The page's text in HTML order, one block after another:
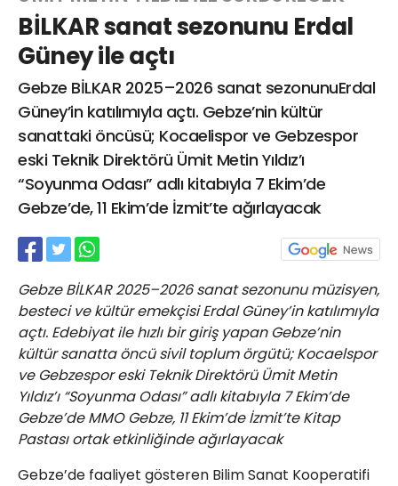
BİLKAR sanat sezonunu Erdal
Güney ile açtı
Gebze BİLKAR 2025–2026 sanat sezonunuErdal
Güney’in katılımıyla açtı. Gebze’nin kültür
sanattaki öncüsü; Kocaelispor ve Gebzespor
eski Teknik Direktörü Ümit Metin Yıldız’ı
“Soyunma Odası” adlı kitabıyla 7 Ekim’de
Gebze’de, 11 Ekim’de İzmit’te ağırlayacak
Gebze BİLKAR 2025–2026 sanat sezonunu müzisyen,
besteci ve kültür emekçisi Erdal Güney’in katılımıyla
açtı. Edebiyat ile hızlı bir giriş yapan Gebze’nin
kültür sanatta öncü sivil toplum örgütü; Kocaelspor
ve Gebzespor eski Teknik Direktörü Ümit Metin
Yıldız’ı “Soyunma Odası” adlı kitabıyla 7 Ekim’de
Gebze’de MMO Gebze, 11 Ekim’de İzmit’te Kitap
Pastası ortak etkinliğinde ağırlayacak
Gebze’de faaliyet gösteren Bilim Sanat Kooperatifi
Hacı Halil Mahallesi, İsmetpaşa
Caddesi, Beşiroğlu Altın Han Kat: 1
(BİLKAR)Gebze - KOCAELİ
aktanuslu@gmail.com